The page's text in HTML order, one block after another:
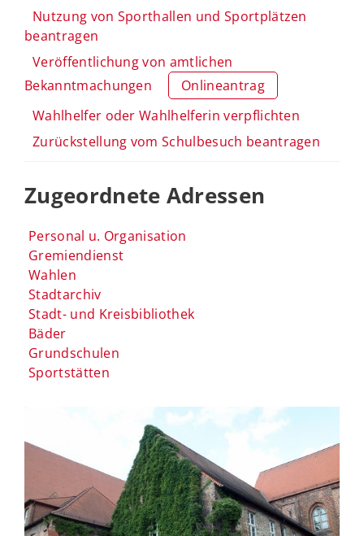
Nutzung von Sporthallen und Sportplätzen
beantragen
Veröffentlichung von amtlichen
Bekanntmachungen
Onlineantrag
Wahlhelfer oder Wahlhelferin verpflichten
Zurückstellung vom Schulbesuch beantragen
Zugeordnete Adressen
Personal u. Organisation
Gremiendienst
Wahlen
Stadtarchiv
Stadt- und Kreisbibliothek
Bäder
Grundschulen
Sportstätten